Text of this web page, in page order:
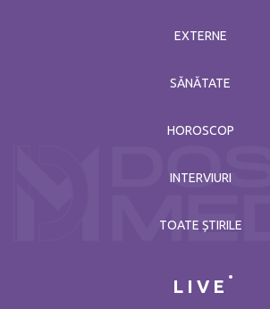
EXTERNE
SĂNĂTATE
HOROSCOP
INTERVIURI
TOATE ȘTIRILE
LIVE